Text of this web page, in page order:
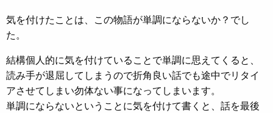
気を付けたことは、この物語が単調にならないか？でし
た。
結構個人的に気を付けていることで単調に思えてくると、
読み手が退屈してしまうので折角良い話でも途中でリタイ
アさせてしまい勿体ない事になってしまいます。
単調にならないということに気を付けて書くと、話を最後